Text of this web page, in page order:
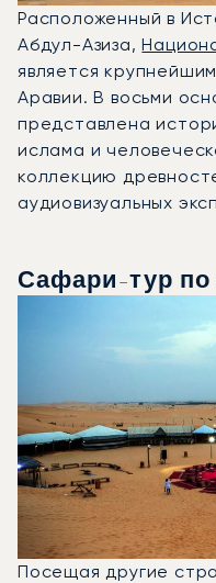
Расположенный в
Абдул-Азиза,
является
Аравии. В восьми
представлена
ислама и
коллекцию
аудиовизуальных
Сафари-тур по
Посещая другие